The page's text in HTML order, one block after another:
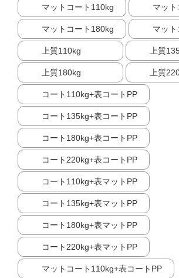
マットコート110kg マッ
マットコート180kg マッ
上質110kg 上質
上質180kg 上質
コート110kg+表コートPP
コート135kg+表コートPP
コート180kg+表コートPP
コート220kg+表コートPP
コート110kg+表マットPP
コート135kg+表マットPP
コート180kg+表マットPP
コート220kg+表マットPP
マットコート110kg+表コートPP